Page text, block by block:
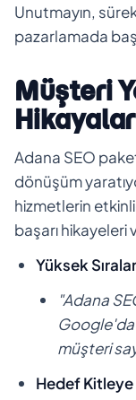
Unutmayın,
pazarlamada
Müşteri
Adana SEO
dönüşüm
hizmetlerin
başarı hikayeleri
Yüksek
"Adana
Google'da
müşteri
Hedef Kitleye